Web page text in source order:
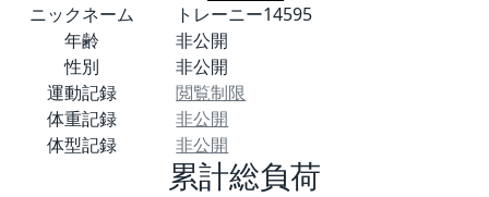
ニックネーム
トレーニー14595
年齢
非公開
性別
非公開
運動記録
閲覧制限
体重記録
非公開
体型記録
非公開
累計総負荷